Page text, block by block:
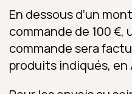
En dessous d’un
commande de 100 €,
commande sera
produits indiqués, en